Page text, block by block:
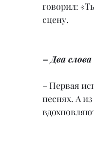
говорил:
сцену.
– Два
– Первая
песнях. А